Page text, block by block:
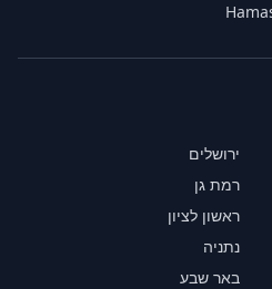
ירושלים
רמת גן
ראשון לציון
נתניה
באר שבע